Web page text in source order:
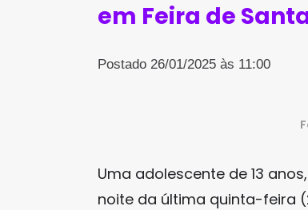
em Feira de
Postado 26/01/2025 às 11:00
Uma adolescente de 13
noite da última quinta-feira